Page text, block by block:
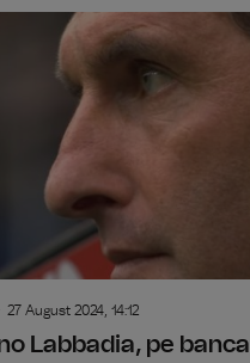
27 August 2024, 14:12
Labbadia, pe banca